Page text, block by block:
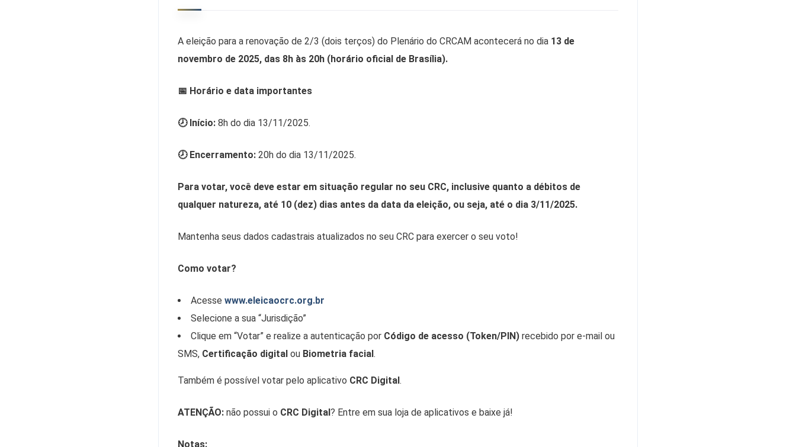
A eleição para a renovação de 2/3 (dois terços) do Plenário do CRCAM acontecerá no dia 13 de
novembro de 2025, das 8h às 20h (horário oficial de Brasília).
📅 Horário e data importantes
🕗 Início: 8h do dia 13/11/2025.
🕗 Encerramento: 20h do dia 13/11/2025.
Para votar, você deve estar em situação regular no seu CRC, inclusive quanto a débitos de
qualquer natureza, até 10 (dez) dias antes da data da eleição, ou seja, até o dia 3/11/2025.
Mantenha seus dados cadastrais atualizados no seu CRC para exercer o seu voto!
Como votar?
Acesse www.eleicaocrc.org.br
Selecione a sua “Jurisdição”
Clique em “Votar” e realize a autenticação por Código de acesso (Token/PIN) recebido por e-mail ou
SMS, Certificação digital ou Biometria facial.
Também é possível votar pelo aplicativo CRC Digital.
ATENÇÃO: não possui o CRC Digital? Entre em sua loja de aplicativos e baixe já!
Notas: